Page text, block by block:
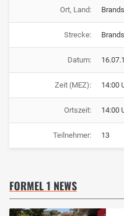
Ort, Land:
Strecke:
Datum:
Zeit (MEZ): 14:00
Ortszeit: 14:00
Teilnehmer: 13
FORMEL 1 NEWS